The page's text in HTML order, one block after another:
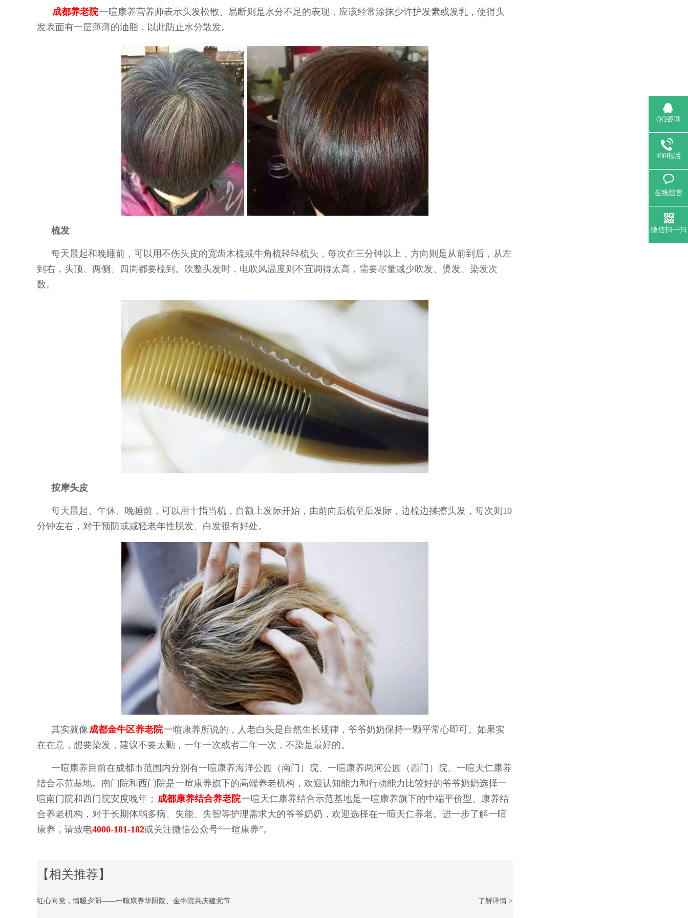
成都养老院一暄康养营养师表示头发松散、易断则是水分不足的表现，应该经常涂抹少许护发素或发乳，使得头
发表面有一层薄薄的油脂，以此防止水分散发。
梳发
每天晨起和晚睡前，可以用不伤头皮的宽齿木梳或牛角梳轻轻梳头，每次在三分钟以上，方向则是从前到后，从左
到右，头顶、两侧、四周都要梳到。吹整头发时，电吹风温度则不宜调得太高，需要尽量减少吹发、烫发、染发次
数。
按摩头皮
每天晨起、午休、晚睡前，可以用十指当梳，自额上发际开始，由前向后梳至后发际，边梳边揉擦头发，每次则10
分钟左右，对于预防或减轻老年性脱发、白发很有好处。
其实就像 成都金牛区养老院一暄康养所说的，人老白头是自然生长规律，爷爷奶奶保持一颗平常心即可。如果实
在在意，想要染发，建议不要太勤，一年一次或者二年一次，不染是最好的。
一暄康养目前在成都市范围内分别有一暄康养海洋公园（南门）院、一暄康养两河公园（西门）院、一暄天仁康养
结合示范基地。南门院和西门院是一暄康养旗下的高端养老机构，欢迎认知能力和行动能力比较好的爷爷奶奶选择一
暄南门院和西门院安度晚年； 成都康养结合养老院一暄天仁康养结合示范基地是一暄康养旗下的中端平价型、康养结
合养老机构，对于长期体弱多病、失能、失智等护理需求大的爷爷奶奶，欢迎选择在一暄天仁养老。进一步了解一暄
康养，请致电4000-181-182或关注微信公众号“一暄康养”。
【相关推荐】
了解详情 >
红心向党，情暖夕阳——一暄康养华阳院、金牛院共庆建党节
QQ咨询
400电话
在线留言
微信扫一扫